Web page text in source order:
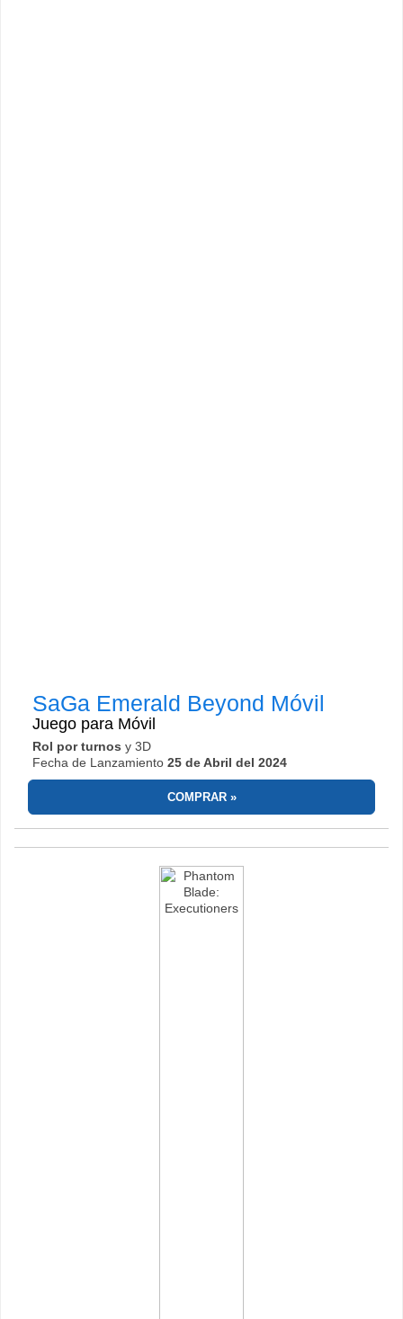
SaGa Emerald Beyond Móvil
Juego para Móvil
Rol por turnos y 3D
Fecha de Lanzamiento 25 de Abril del 2024
COMPRAR